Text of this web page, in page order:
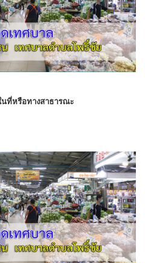
ที่หรือทางสาธารณะ